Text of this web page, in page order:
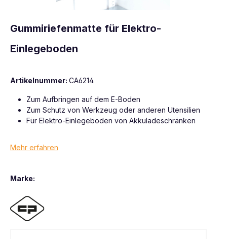
Gummiriefenmatte für Elektro-
Einlegeboden
Artikelnummer: CA6214
Zum Aufbringen auf dem E-Boden
Zum Schutz von Werkzeug oder anderen Utensilien
Für Elektro-Einlegeboden von Akkuladeschränken
Mehr erfahren
Marke: